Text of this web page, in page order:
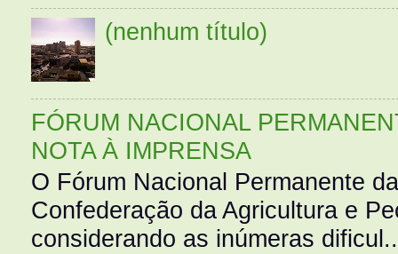
(nenhum título)
FÓRUM NACIONAL
NOTA À IMPRENSA
O Fórum Nacional Permanente
Confederação da Agricultura e
considerando as inúmeras